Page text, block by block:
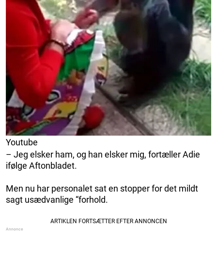
Youtube
– Jeg elsker ham, og han elsker mig, fortæller Adie
ifølge Aftonbladet.
Men nu har personalet sat en stopper for det mildt
sagt usædvanlige “forhold.